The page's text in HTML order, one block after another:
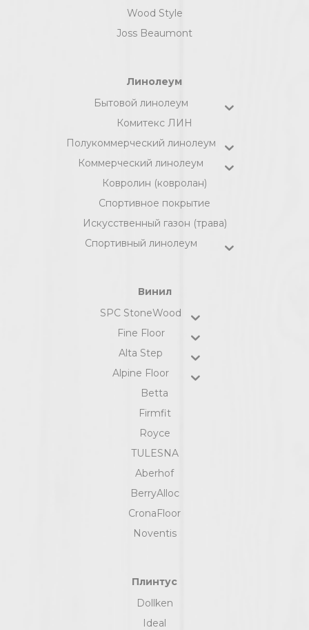
Wood Style
Joss Beaumont
Линолеум
Бытовой линолеум
Комитекс ЛИН
Полукоммерческий линолеум
Коммерческий линолеум
Ковролин (ковролан)
Спортивное покрытие
Искусственный газон (трава)
Спортивный линолеум
Винил
SPC StoneWood
Fine Floor
Alta Step
Alpine Floor
Betta
Firmfit
Royce
TULESNA
Aberhof
BerryAlloc
CronaFloor
Noventis
Плинтус
Dollken
Ideal